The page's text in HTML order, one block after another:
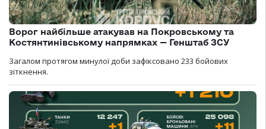
Ворог найбільше атакував на Покровському та
Костянтинівському напрямках — Генштаб ЗСУ
Загалом протягом минулої доби зафіксовано 233 бойових
зіткнення.